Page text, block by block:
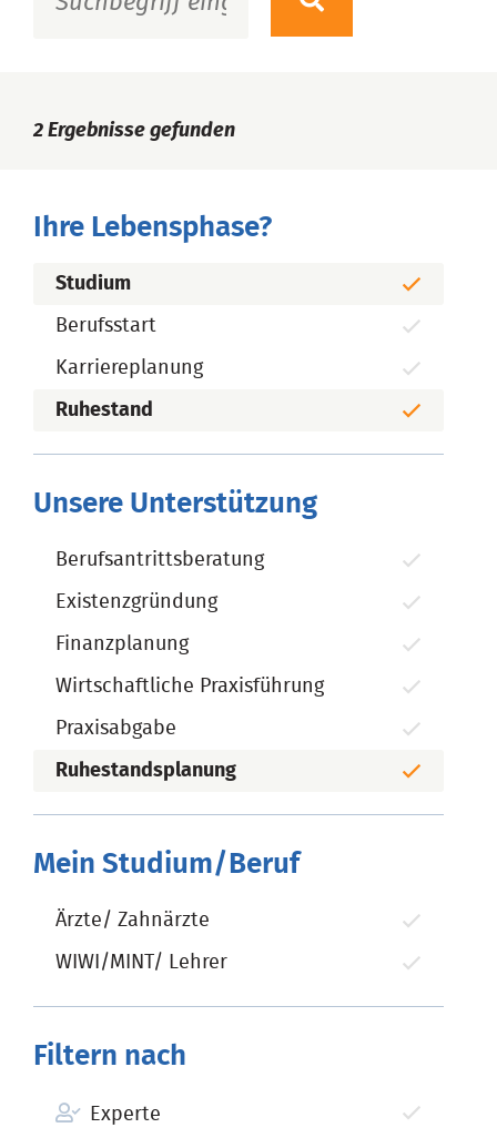
2 Ergebnisse gefunden
Ihre Lebensphase?
Studium
Berufsstart
Karriereplanung
Ruhestand
Unsere Unterstützung
Berufsantrittsberatung
Existenzgründung
Finanzplanung
Wirtschaftliche Praxisführung
Praxisabgabe
Ruhestandsplanung
Mein Studium/Beruf
Ärzte/ Zahnärzte
WIWI/MINT/ Lehrer
Filtern nach
Experte